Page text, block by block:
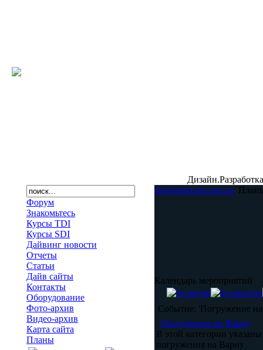
Форум
Знакомьтесь
Курсы TDI
Курсы SDI
Дайвинг новости
Отчеты
Статьи
Дайв сайты
Контакты
Оборудование
Фото-архив
Видео-архив
Карта сайта
Планы
diveinstructor.com.ua
Календарь мероприятий
Событие: 'Погружение
Погружение на Варну
В этой категории
погружения на Варну